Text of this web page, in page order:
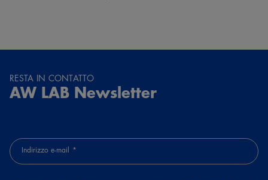
RESTA IN CONTATTO
AW LAB Newsletter
Indirizzo e-mail